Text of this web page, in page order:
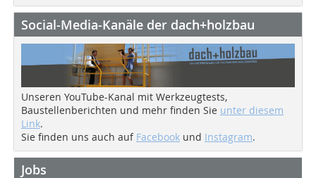
Social-Media-Kanäle der dach+holzbau
Unseren YouTube-Kanal mit Werkzeugtests,
Baustellenberichten und mehr finden Sie unter diesem
Link.
Sie finden uns auch auf Facebook und Instagram.
Jobs